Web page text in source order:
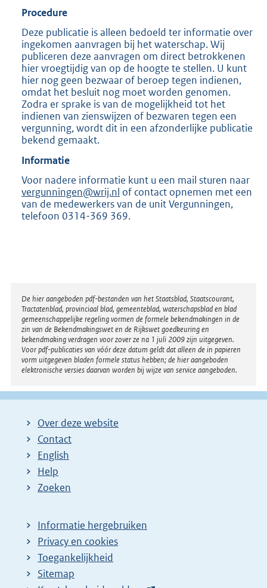
Procedure
Deze publicatie is alleen bedoeld ter informatie over
ingekomen aanvragen bij het waterschap. Wij
publiceren deze aanvragen om direct betrokkenen
hier vroegtijdig van op de hoogte te stellen. U kunt
hier nog geen bezwaar of beroep tegen indienen,
omdat het besluit nog moet worden genomen.
Zodra er sprake is van de mogelijkheid tot het
indienen van zienswijzen of bezwaren tegen een
vergunning, wordt dit in een afzonderlijke publicatie
bekend gemaakt.
Informatie
Voor nadere informatie kunt u een mail sturen naar
vergunningen@wrij.nl of contact opnemen met een
van de medewerkers van de unit Vergunningen,
telefoon 0314-369 369.
Disclaimer
De hier aangeboden pdf-bestanden van het Staatsblad, Staatscourant,
Tractatenblad, provinciaal blad, gemeenteblad, waterschapsblad en blad
gemeenschappelijke regeling vormen de formele bekendmakingen in de
zin van de Bekendmakingswet en de Rijkswet goedkeuring en
bekendmaking verdragen voor zover ze na 1 juli 2009 zijn uitgegeven.
Voor pdf-publicaties van vóór deze datum geldt dat alleen de in papieren
vorm uitgegeven bladen formele status hebben; de hier aangeboden
elektronische versies daarvan worden bij wijze van service aangeboden.
Over deze website
Contact
English
Help
Zoeken
Informatie hergebruiken
Privacy en cookies
Toegankelijkheid
Sitemap